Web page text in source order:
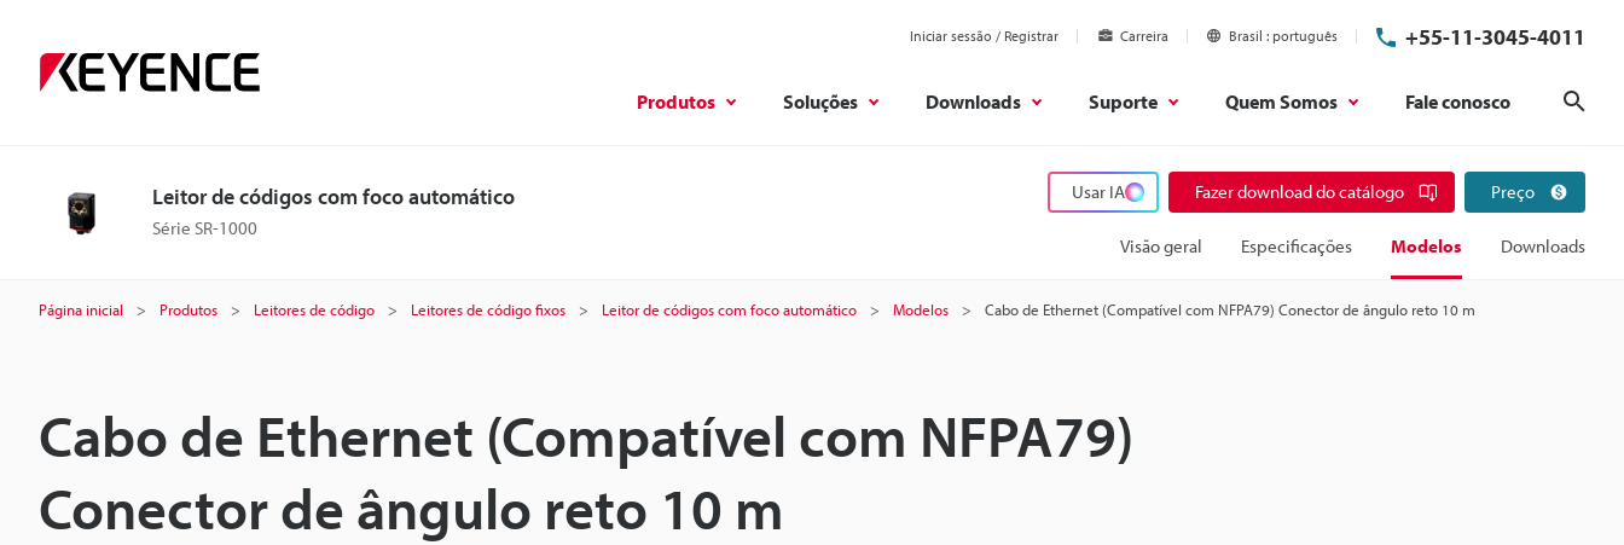
Iniciar sessão / Registrar Carreira Brasil português +55-11-3045-4011
Produtos Soluções Downloads Suporte Quem Somos Fale conosco
Leitor de códigos com foco automático
Série SR-1000
Usar IA Fazer download do catálogo Preço
Visão geral Especificações Modelos Downloads
Página inicial Produtos Leitores de código Leitores de código fixos Leitor de códigos com foco automático Modelos Cabo de Ethernet (Compatível com NFPA79) Conector de ângulo reto 10 m
Cabo de Ethernet (Compatível com NFPA79)
Conector de ângulo reto 10 m